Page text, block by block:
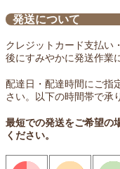
発送について
クレジットカード支払い
後にすみやかに発送作業
配達日・配達時間にご指
さい。以下の時間帯で承
最短での発送をご希望の
ください。